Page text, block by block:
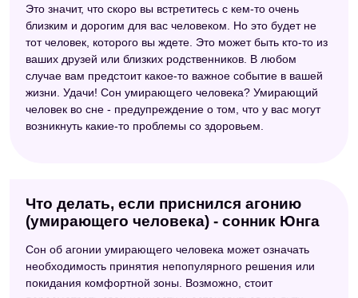
Это значит, что скоро вы встретитесь с кем-то очень
близким и дорогим для вас человеком. Но это будет не
тот человек, которого вы ждете. Это может быть кто-то из
ваших друзей или близких родственников. В любом
случае вам предстоит какое-то важное событие в вашей
жизни. Удачи! Сон умирающего человека? Умирающий
человек во сне - предупреждение о том, что у вас могут
возникнуть какие-то проблемы со здоровьем.
Что делать, если приснился агонию
(умирающего человека) - сонник Юнга
Сон об агонии умирающего человека может означать
необходимость принятия непопулярного решения или
покидания комфортной зоны. Возможно, стоит